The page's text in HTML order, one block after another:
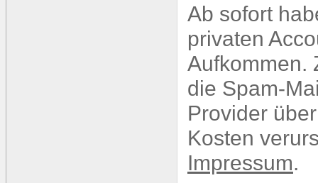
Ab sofort
privaten
Aufkommen.
die Spam-
Provider
Kosten
Impressum.